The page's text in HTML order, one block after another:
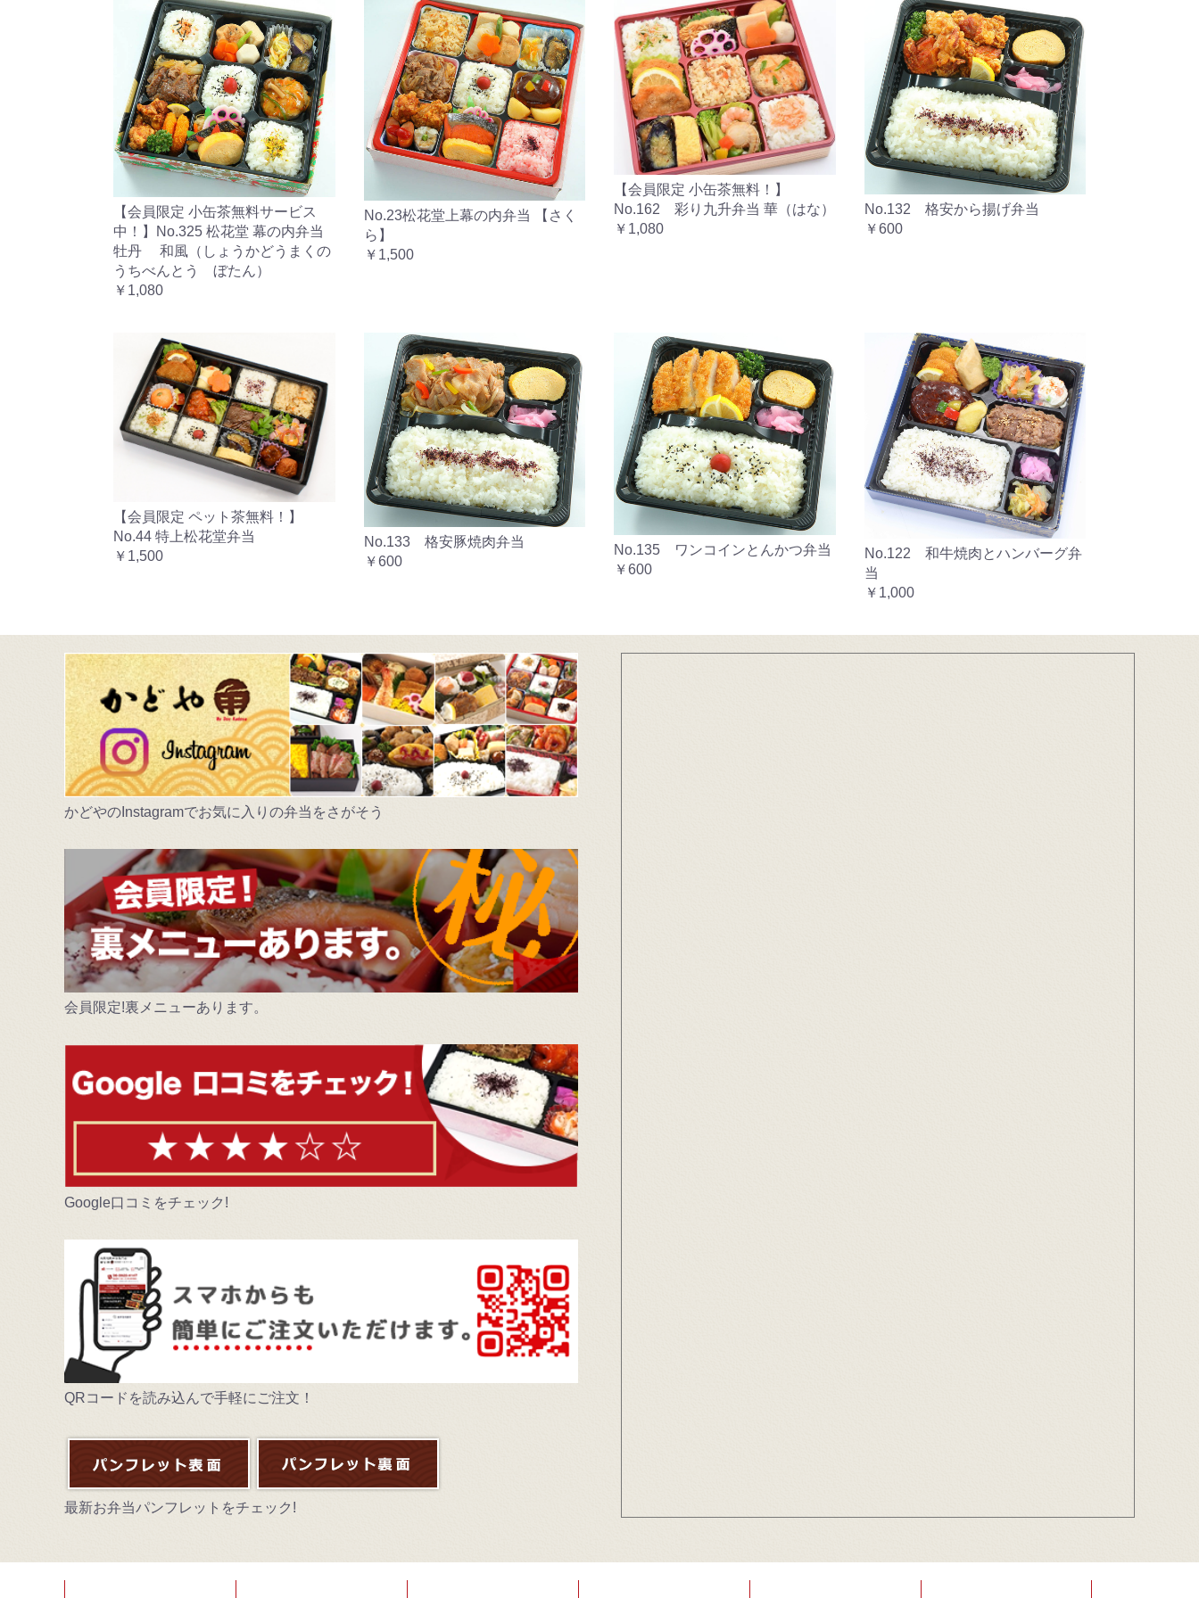
【会員限定 小缶茶無料サービス
中！】No.325 松花堂 幕の内弁当
牡丹 和風（しょうかどうまくの
うちべんとう ぼたん）
￥1,080
No.23松花堂上幕の内弁当 【さく
ら】
￥1,500
【会員限定 小缶茶無料！】
No.162 彩り九升弁当 華（はな）
￥1,080
No.132 格安から揚げ弁当
￥600
【会員限定 ペット茶無料！】
No.44 特上松花堂弁当
￥1,500
No.133 格安豚焼肉弁当
￥600
No.135 ワンコインとんかつ弁当
￥600
No.122 和牛焼肉とハンバーグ弁
当
￥1,000
かどやのInstagramでお気に入りの弁当をさがそう
会員限定!裏メニューあります。
Google口コミをチェック!
QRコードを読み込んで手軽にご注文！
最新お弁当パンフレットをチェック!